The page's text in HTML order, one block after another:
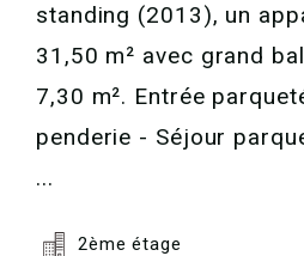
standing (2013), un
31,50 m² avec grand
7,30 m². Entrée
penderie - Séjour
...
2ème étage